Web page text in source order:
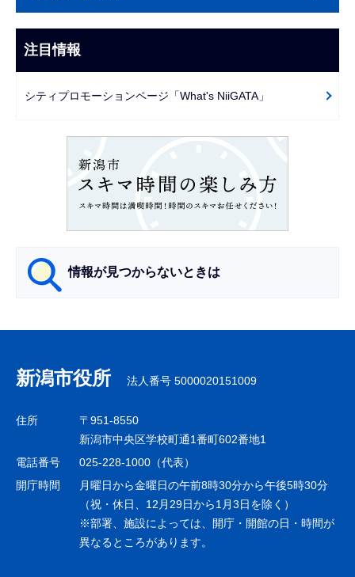
こ
ま
で
ビ
ゲ
ー
注目情報
シティプロモーションページ「What's NiiGATA」
情報が見つからないときは
ナ
ビ
ゲ
シ
ョ
新潟市役所 法人番号 5000020151009
住所
〒951-8550
新潟市中央区学校町通1番町602番地1
電話番号
025-228-1000（代表）
開庁時間
月曜日から金曜日の午前8時30分から午後5時30分
（祝・休日、12月29日から1月3日を除く）
※部署、施設によっては、開庁・開館の日・時間が
異なるところがあります。